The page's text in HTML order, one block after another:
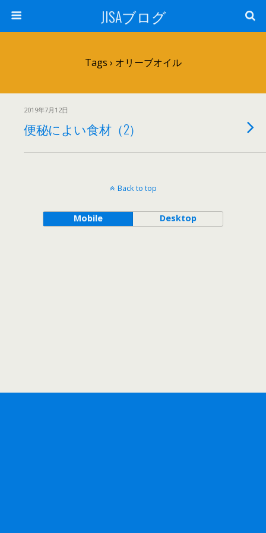
JISAブログ
Tags › オリーブオイル
2019年7月12日
便秘によい食材（2）
Back to top
Mobile Desktop